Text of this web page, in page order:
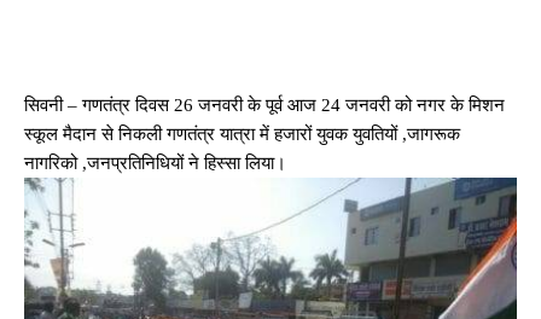
सिवनी – गणतंत्र दिवस 26 जनवरी के पूर्व आज 24 जनवरी को नगर के मिशन
स्कूल मैदान से निकली गणतंत्र यात्रा में हजारों युवक युवतियों ,जागरूक
नागरिको ,जनप्रतिनिधियों ने हिस्सा लिया।